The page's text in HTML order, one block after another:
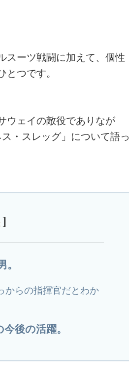
スーツ戦闘に加えて、個性
つです。
ウェイの敵役でありなが
・スレッグ」について語っ
]
からの指揮官だとわか
後の活躍。